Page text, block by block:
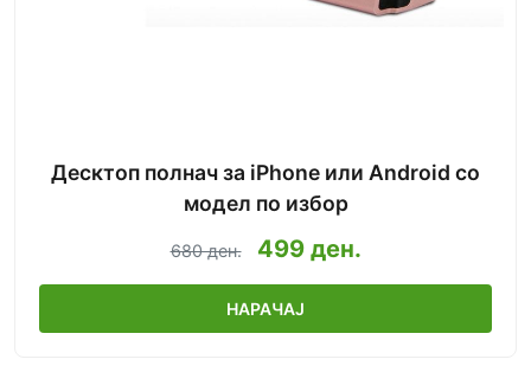
Десктоп полнач за iPhone или Android со
модел по избор
680 ден. 499 ден.
НАРАЧАЈ